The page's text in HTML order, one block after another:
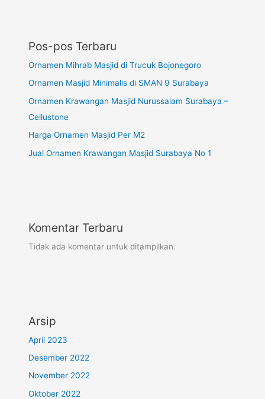
Pos-pos Terbaru
Ornamen Mihrab Masjid di Trucuk Bojonegoro
Ornamen Masjid Minimalis di SMAN 9 Surabaya
Ornamen Krawangan Masjid Nurussalam Surabaya –
Cellustone
Harga Ornamen Masjid Per M2
Jual Ornamen Krawangan Masjid Surabaya No 1
Komentar Terbaru
Tidak ada komentar untuk ditampilkan.
Arsip
April 2023
Desember 2022
November 2022
Oktober 2022